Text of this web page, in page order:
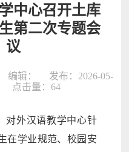
中心召开土库
第二次专题会
议
编辑：
发布：2026-05-
点击量：64
对外汉语教学中心针
在学业规范、校园安